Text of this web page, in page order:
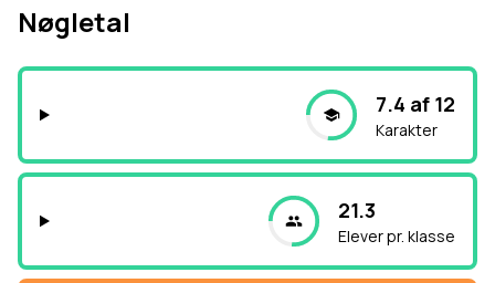
Nøgletal
7.4 af 12
Karakter
21.3
Elever pr. klasse